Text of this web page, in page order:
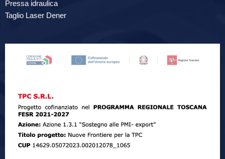
Pressa idraulica
Taglio Laser Dener